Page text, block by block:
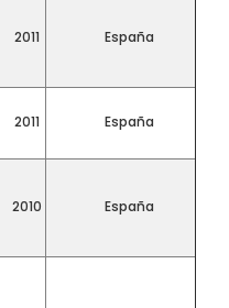
2011 España
2011 España
2010 España